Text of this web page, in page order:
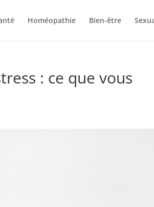
Homéopathie Bien-être
: ce que vous